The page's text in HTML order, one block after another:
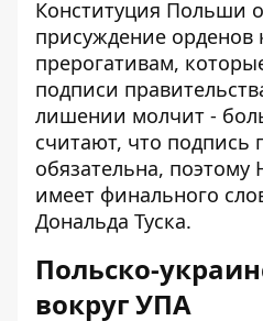
Конституция Польши
присуждение орденов
прерогативам,
подписи
лишении молчит -
считают, что подпись
обязательна,
имеет финального
Дональда Туска.
Польско-
вокруг УПА